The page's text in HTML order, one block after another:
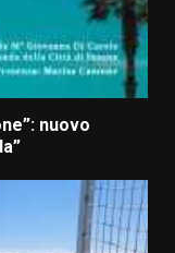
nuovo